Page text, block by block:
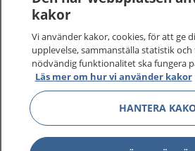
1177 på flera språk
Om 1177
Kontakt
kakor
Vi använder kakor, cookies, för att ge
upplevelse, sammanställa statistik
nödvändig funktionalitet ska fungera
Läs mer om hur vi använder kakor
HANTERA